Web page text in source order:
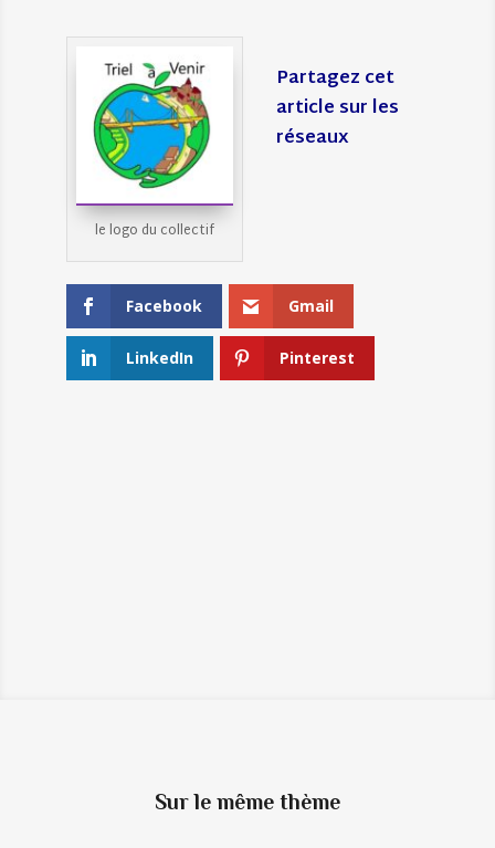
le logo du collectif
Facebook Gmail
LinkedIn Pinterest
Sur le même thème